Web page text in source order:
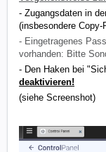
- Zugangsdaten in
(insbesondere
- Eingetragenes
vorhanden: Bitte
- Den Haken bei
deaktivieren!
(siehe Screenshot)